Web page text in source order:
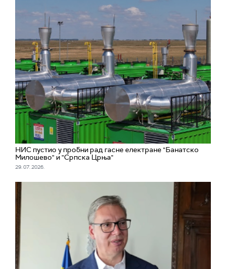
НИС пустио у пробни рад гасне електране "Банатско
Милошево" и "Српска Црња"
29. 07. 2026.